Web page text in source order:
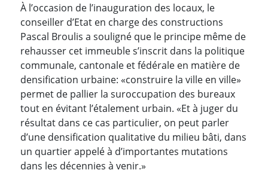
À l’occasion de l’inauguration des locaux, le
conseiller d’Etat en charge des constructions
Pascal Broulis a souligné que le principe même de
rehausser cet immeuble s’inscrit dans la politique
communale, cantonale et fédérale en matière de
densification urbaine: «construire la ville en ville»
permet de pallier la suroccupation des bureaux
tout en évitant l’étalement urbain. «Et à juger du
résultat dans ce cas particulier, on peut parler
d’une densification qualitative du milieu bâti, dans
un quartier appelé à d’importantes mutations
dans les décennies à venir.»